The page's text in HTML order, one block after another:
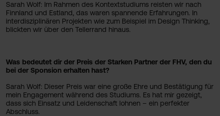
Sarah Wolf: Im Rahmen des Kontextstudiums reisten wir nach
Finnland und Estland, das waren spannende Erfahrungen. In
interdisziplinären Projekten wie zum Beispiel im Design Thinking,
blickten wir über den Tellerrand hinaus.
Was bedeutet dir der Preis der Starken Partner der FHV, den du
bei der Sponsion erhalten hast?
Sarah Wolf: Dieser Preis war eine große Ehre und Bestätigung für
mein Engagement während des Studiums. Es hat mir gezeigt,
dass sich Einsatz und Leidenschaft lohnen – ein perfekter
Abschluss.